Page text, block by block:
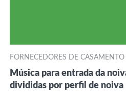
FORNECEDORES DE CASAMENTO
Música para entrada da
divididas por perfil de noiva